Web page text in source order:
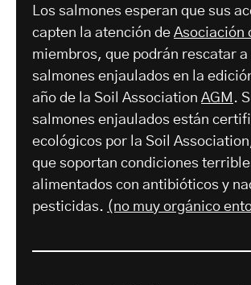
Los salmones esperan que sus
capten la atención de Asociación
miembros, que podrán rescatar a
salmones enjaulados en la
año de la Soil Association AGM .
salmones enjaulados están
ecológicos por la Soil
que soportan condiciones
alimentados con antibióticos y
pesticidas. (no muy orgánico